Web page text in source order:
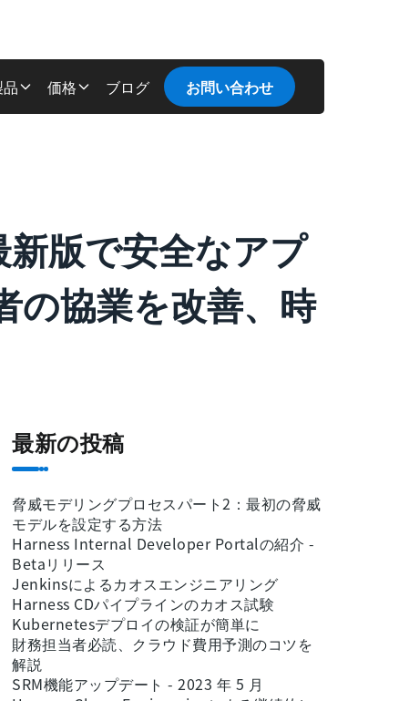
価格 ブログ お問い合わせ
版で安全なアプ
の協業を改善、時
最新の投稿
脅威モデリングプロセスパート2：最初の脅威
モデルを設定する方法
Harness Internal Developer Portalの紹介 -
Betaリリース
Jenkinsによるカオスエンジニアリング
Harness CDパイプラインのカオス試験
Kubernetesデプロイの検証が簡単に
財務担当者必読、クラウド費用予測のコツを
解説
SRM機能アップデート - 2023 年 5 月